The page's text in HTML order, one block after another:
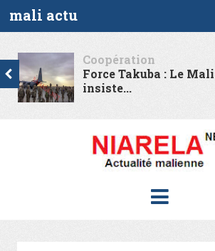
mali actu
Coopération
Force Takuba : Le Mali
insiste...